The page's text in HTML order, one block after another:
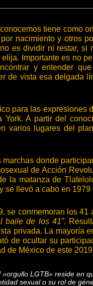
tiene como
nacimiento y otros
es dividir ni restar, si
Importante es no
y entender
de vista esa delgada
para las expresiones
York. A partir del
varios lugares del
marchas donde
de Acción
la matanza de
se llevó a cabo en
se conmemoran los
baile de los 41”.
privada. La mayoría
de ocultar su
de México de este
«orgullo LGTB» reside en
sexual o su rol de